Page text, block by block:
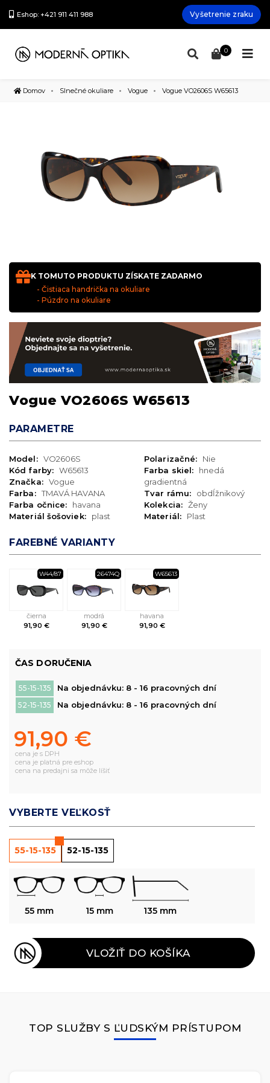
Eshop: +421 911 411 988 Vyšetrenie zraku
0
Domov Slnečné okuliare Vogue Vogue VO2606S W65613
K TOMUTO PRODUKTU ZÍSKATE ZADARMO
- Čistiaca handrička na okuliare
- Púzdro na okuliare
Vogue VO2606S W65613
PARAMETRE
Model: VO2606S
Kód farby: W65613
Značka: Vogue
Farba: TMAVÁ HAVANA
Farba očnice:
havana
Materiál šošoviek:
plast
Polarizačné:
Nie
Farba skiel:
hnedá
gradientná
Tvar rámu:
obdĺžnikový
Kolekcia: Ženy
Materiál:
Plast
FAREBNÉ VARIANTY
W44/87
čierna
91,90 €
26474Q
modrá
91,90 €
W65613
havana
91,90 €
ČAS DORUČENIA
55-15-135 Na objednávku: 8 - 16 pracovných dní
52-15-135 Na objednávku: 8 - 16 pracovných dní
91,90 €
cena je s DPH
cena je platná pre eshop
cena na predajni sa môže líšiť
VYBERTE VEĽKOSŤ
55-15-135 52-15-135
55 mm 15 mm 135 mm
VLOŽIŤ DO KOŠÍKA
TOP SLUŽBY S ĽUDSKÝM PRÍSTUPOM